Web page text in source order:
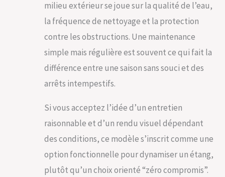
milieu extérieur se joue sur la qualité de l’eau,
la fréquence de nettoyage et la protection
contre les obstructions. Une maintenance
simple mais régulière est souvent ce qui fait la
différence entre une saison sans souci et des
arrêts intempestifs.
Si vous acceptez l’idée d’un entretien
raisonnable et d’un rendu visuel dépendant
des conditions, ce modèle s’inscrit comme une
option fonctionnelle pour dynamiser un étang,
plutôt qu’un choix orienté “zéro compromis”.